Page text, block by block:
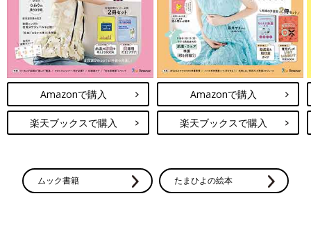
Amazonで購入
楽天ブックスで購入
Amazonで購入
楽天ブックスで購入
ムック書籍 たまひよの絵本